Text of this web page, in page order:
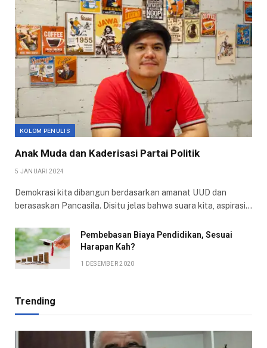
KOLOM PENULIS
Anak Muda dan Kaderisasi Partai Politik
5 JANUARI 2024
Demokrasi kita dibangun berdasarkan amanat UUD dan
berasaskan Pancasila. Disitu jelas bahwa suara kita, aspirasi…
Pembebasan Biaya Pendidikan, Sesuai
Harapan Kah?
1 DESEMBER 2020
Trending